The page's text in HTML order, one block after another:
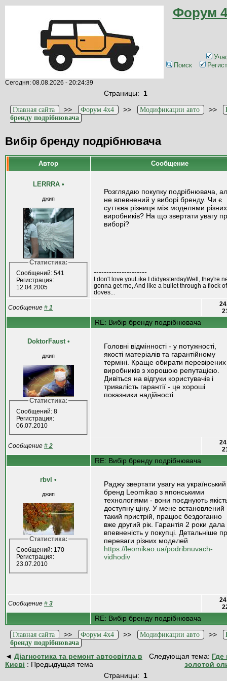
Форум
Поиск
Сегодня: 08.08.2026 - 20:24:39
Страницы: 1
Главная сайта >> Форум 4x4 >> Модификации авто >>
бренду подрібнювача
Вибір бренду подрібнювача
Автор Сообщение
LERRRA •
джип
Статистика:
Сообщений: 541
Регистрация:
12.04.2005
Розглядаю покупку подрібнювача,
не впевнений у виборі бренду. Чи є
суттєва різниця між моделями різних
виробників? На що звертати увагу
виборі?
---------------------
I don't love youLike I didyesterdayWell, they're
gonna get me, And like a bullet through a flock of
doves...
Сообщение # 1
RE: Вибір бренду подрібнювача
DoktorFaust •
джип
Статистика:
Сообщений: 8
Регистрация:
06.07.2010
Головні відмінності - у потужності,
якості матеріалів та гарантійному
терміні. Краще обирати перевірених
виробників з хорошою репутацією.
Дивіться на відгуки користувачів і
тривалість гарантії - це хороші
показники надійності.
Сообщение # 2
RE: Вибір бренду подрібнювача
rbvl •
джип
Статистика:
Сообщений: 170
Регистрация:
23.07.2010
Раджу звертати увагу на український
бренд Leomikao з японськими
технологіями - вони поєднують
доступну ціну. У мене встановлений
такий пристрій, працює бездоганно
вже другий рік. Гарантія 2 роки дала
впевненість у покупці. Детальніше
переваги різних моделей
https://leomikao.ua/podribnuvach-
vidhodiv
Сообщение # 3
RE: Вибір бренду подрібнювача
Главная сайта >> Форум 4x4 >> Модификации авто >>
бренду подрібнювача
◄ Діагностика та ремонт автосвітла в
Києві : Предыдущая тема
Следующая тема: Где
золотой
Страницы: 1